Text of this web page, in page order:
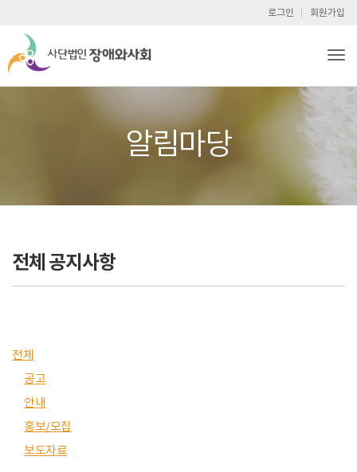
회원가입
로그인
알림마당
전체 공지사항
전체
공고
안내
홍보/모집
보도자료